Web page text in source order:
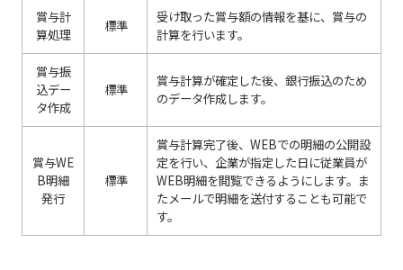
賞与計
算処理
標準
受け取った賞与額の情報を基に、賞与の
計算を行います。
賞与振
込デー
タ作成
標準
賞与計算が確定した後、銀行振込のため
のデータ作成します。
賞与WE
B明細
発行
標準
賞与計算完了後、WEBでの明細の公開設
定を行い、企業が指定した日に従業員が
WEB明細を閲覧できるようにします。ま
たメールで明細を送付することも可能で
す。